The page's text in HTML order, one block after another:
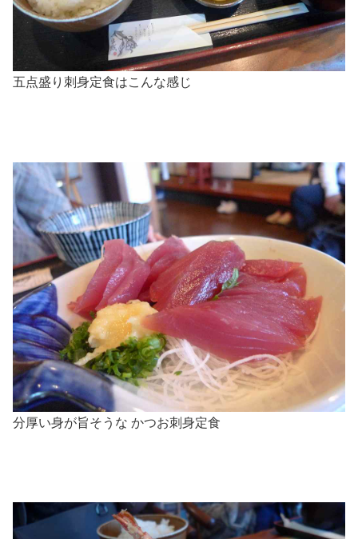
五点盛り刺身定食はこんな感じ
分厚い身が旨そうな かつお刺身定食